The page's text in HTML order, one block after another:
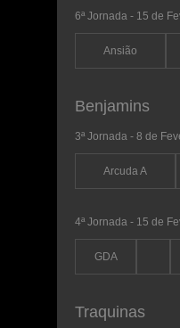
6ª Jornada - 15 de
Ansião
Benjamins
3ª Jornada - 8 de
Arcuda A
4ª Jornada - 15 de
GDA
Traquinas